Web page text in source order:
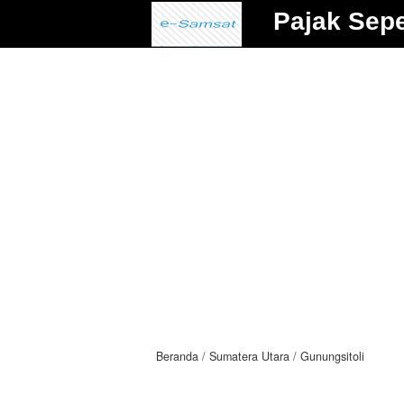
Pajak
Beranda Sumatera Utara Gunungsitoli